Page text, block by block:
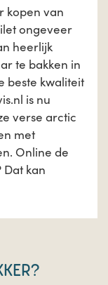
kopen van
ongeveer
heerlijk
te bakken in
beste kwaliteit
is nu
verse arctic
met
Online de
kan